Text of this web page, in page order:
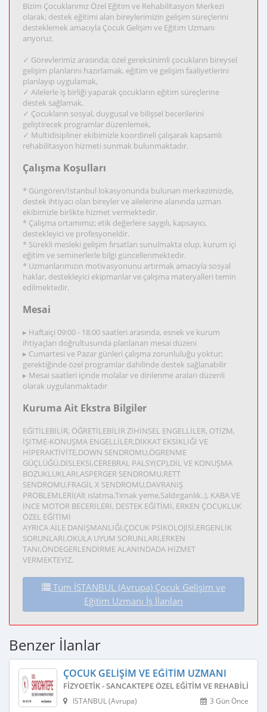
Bizim Çocuklarımız Özel Eğitim ve Rehabilitasyon Merkezi
olarak; destek eğitimi alan bireylerimizin gelişim süreçlerini
desteklemek amacıyla Çocuk Gelişim ve Eğitim Uzmanı
arıyoruz.
✓ Görevlerimiz arasında; özel gereksinimli çocukların bireysel
gelişim planlarını hazırlamak, eğitim ve gelişim faaliyetlerini
planlayıp uygulamak,
✓ Ailelerle iş birliği yaparak çocukların eğitim süreçlerine
destek sağlamak,
✓ Çocukların sosyal, duygusal ve bilişsel becerilerini
geliştirecek programlar düzenlemek,
✓ Multidisipliner ekibimizle koordineli çalışarak kapsamlı
rehabilitasyon hizmeti sunmak bulunmaktadır.
Çalışma Koşulları
* Güngören/İstanbul lokasyonunda bulunan merkezimizde,
destek ihtiyacı olan bireyler ve ailelerine alanında uzman
ekibimizle birlikte hizmet vermektedir.
* Çalışma ortamımız; etik değerlere saygılı, kapsayıcı,
destekleyici ve profesyoneldir.
* Sürekli mesleki gelişim fırsatları sunulmakta olup, kurum içi
eğitim ve seminerlerle bilgi güncellenmektedir.
* Uzmanlarımızın motivasyonunu artırmak amacıyla sosyal
haklar, destekleyici ekipmanlar ve çalışma materyalleri temin
edilmektedir.
Mesai
▸ Haftaiçi 09:00 - 18:00 saatleri arasında, esnek ve kurum
ihtiyaçları doğrultusunda planlanan mesai düzeni
▸ Cumartesi ve Pazar günleri çalışma zorunluluğu yoktur;
gerektiğinde özel programlar dahilinde destek sağlanabilir
▸ Mesai saatleri içinde molalar ve dinlenme araları düzenli
olarak uygulanmaktadır
Kuruma Ait Ekstra Bilgiler
EĞİTİLEBİLİR, ÖĞRETİLEBİLİR ZİHİNSEL ENGELLİLER, OTİZM,
İŞİTME-KONUŞMA ENGELLİLER,DİKKAT EKSİKLİĞİ VE
HİPERAKTİVİTE,DOWN SENDROMU,ÖGRENME
GÜÇLÜĞÜ,DİSLEKSİ,CEREBRAL PALSY(CP),DİL VE KONUŞMA
BOZUKLUKLARI,ASPERGER SENDROMU,RETT
SENDROMU,FRAGİL X SENDROMU,DAVRANIŞ
PROBLEMLERİ(Alt ıslatma,Tırnak yeme,Saldırganlık..), KABA VE
İNCE MOTOR BECERİLERİ, DESTEK EĞİTİMİ, ERKEN ÇOCUKLUK
ÖZEL EĞİTİMİ
AYRICA AİLE DANIŞMANLIĞI,ÇOCUK PSİKOLOJİSİ,ERGENLİK
SORUNLARI,OKULA UYUM SORUNLARI,ERKEN
TANI,ÖNDEGERLENDİRME ALANINDADA HİZMET
VERMEKTEYİZ.
Tüm İSTANBUL (Avrupa) Çocuk Gelişim ve
Eğitim Uzmanı İş İlanları
Benzer İlanlar
ÇOCUK GELIŞIM VE EĞITIM UZMANI
FIZYOETIK - SANCAKTEPE ÖZEL EĞITIM VE
3 Gün Önce
İSTANBUL (Avrupa)